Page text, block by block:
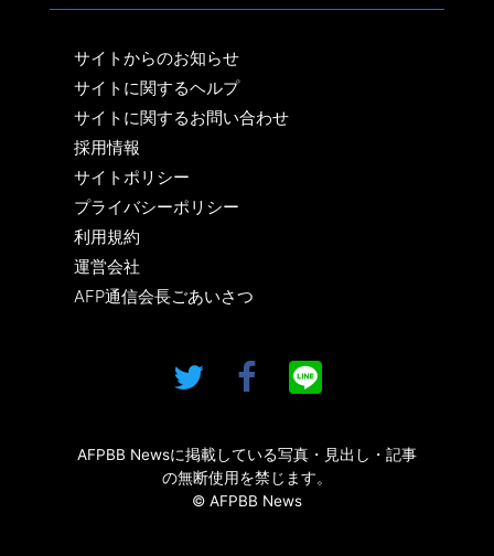
サイトからのお知らせ
サイトに関するヘルプ
サイトに関するお問い合わせ
採用情報
サイトポリシー
プライバシーポリシー
利用規約
運営会社
AFP通信会長ごあいさつ
AFPBB Newsに掲載している写真・見出し・記事
の無断使用を禁じます。
© AFPBB News